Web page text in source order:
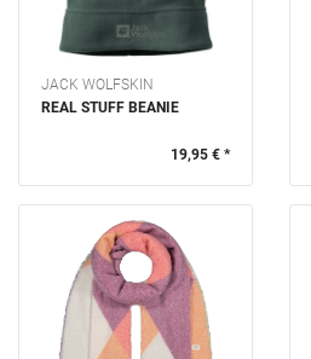
JACK WOLFSKIN
REAL STUFF BEANIE
19,95 € *